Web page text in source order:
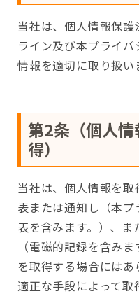
当社は、個人情報保
ライン及び本プライ
情報を適切に取り扱い
第2条（個人
得）
当社は、個人情報を
表または通知し（本
表を含みます。）、
（電磁的記録を含み
を取得する場合にはあ
適正な手段によって